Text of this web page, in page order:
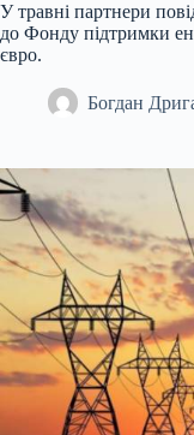
У травні партнери
до Фонду підтримки
євро.
Богдан